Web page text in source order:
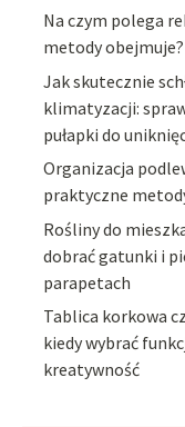
Na czym polega
metody obejmuje?
Jak skutecznie
klimatyzacji:
pułapki do
Organizacja
praktyczne
Rośliny do
dobrać gatunki i
parapetach
Tablica korkowa
kiedy wybrać
kreatywność